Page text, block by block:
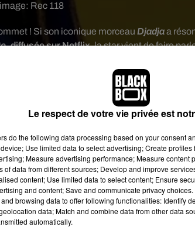
Rec 118
! Si son iconique morceau Djadjaa
, diffusée sur Netflix, la star vient de faire
marque de cosmétique
C'est officiel : la chanteuse est
24 ans est partout à tel point que ses tubes
. Son deuxième album studio,Nakamura
dernier, l'opuss’est ainsi écoulé à
de préparer une petite surprise à ses fans...
l'albumNakamura
énorme surprise à sa communauté. En
9 octobre, la réédition de son album
inédits !
Le respect de votre vie privée est
do the following data processing based on your consent
Use limited data to select advertising; Create
Measure advertising performance; Measure content
of data from different sources; Develop and improve
content; Use limited data to select content; Ensure
and content; Save and communicate privacy
browsing data to offer following functionalities: Identify
data; Match and combine data from other data
automatically.